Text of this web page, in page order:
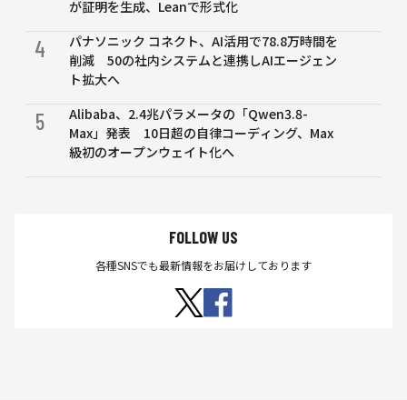
が証明を生成、Leanで形式化
4
パナソニック コネクト、AI活用で78.8万時間を
削減 50の社内システムと連携しAIエージェン
ト拡大へ
5
Alibaba、2.4兆パラメータの「Qwen3.8-
Max」発表 10日超の自律コーディング、Max
級初のオープンウェイト化へ
FOLLOW US
各種SNSでも最新情報をお届けしております